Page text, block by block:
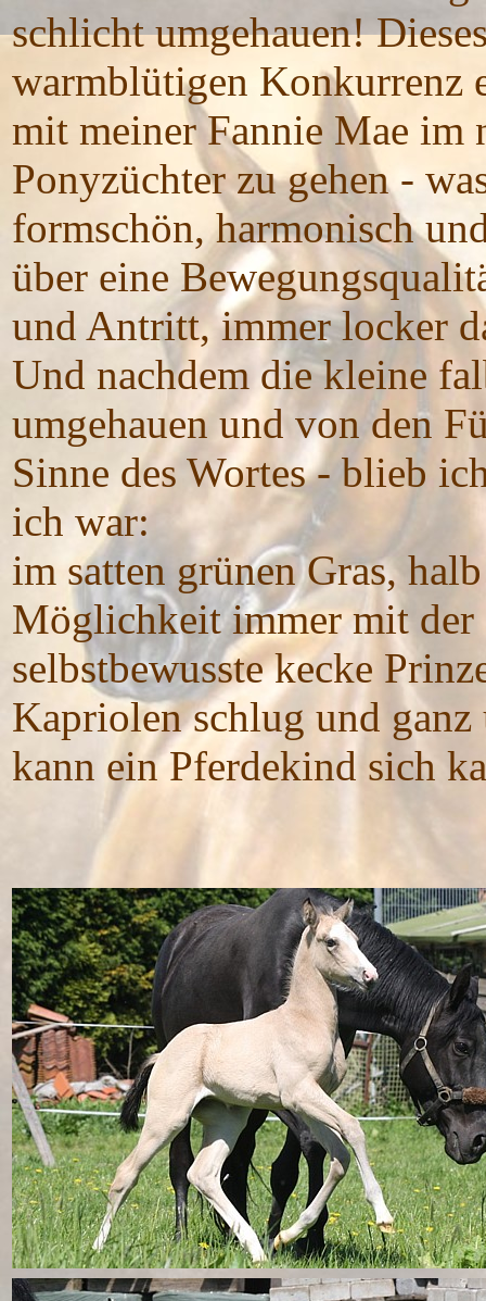
schlicht umgehauen!
warmblütigen Konkurrenz
mit meiner Fannie Mae im
Ponyzüchter zu gehen -
formschön, harmonisch
über eine
und Antritt, immer locker
Und nachdem die kleine
umgehauen und von den
Sinne des Wortes - blieb
ich war:
im satten grünen Gras,
Möglichkeit immer mit der
selbstbewusste kecke
Kapriolen schlug und ganz
kann ein Pferdekind sich